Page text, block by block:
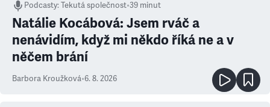
Podcasty:Tekutá společnost•39 minut
Natálie Kocábová: Jsem rváč a
nenávidím, když mi někdo říká ne a v
něčem brání
Barbora Kroužková•6. 8. 2026